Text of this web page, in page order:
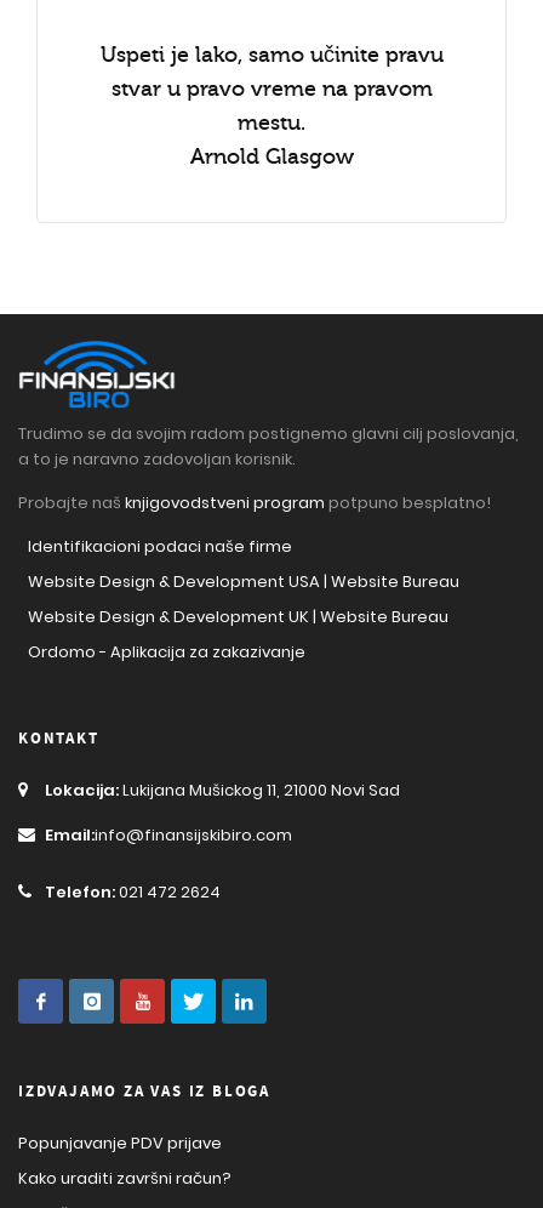
Uspeti je lako, samo učinite pravu
stvar u pravo vreme na pravom
mestu.
Arnold Glasgow
Trudimo se da svojim radom postignemo glavni cilj poslovanja,
a to je naravno zadovoljan korisnik.
Probajte naš knjigovodstveni program potpuno besplatno!
Identifikacioni podaci naše firme
Website Design & Development USA | Website Bureau
Website Design & Development UK | Website Bureau
Ordomo - Aplikacija za zakazivanje
KONTAKT
Lokacija:Lukijana Mušickog 11, 21000 Novi Sad
Email:info@finansijskibiro.com
Telefon:021 472 2624
IZDVAJAMO ZA VAS IZ BLOGA
Popunjavanje PDV prijave
Kako uraditi završni račun?